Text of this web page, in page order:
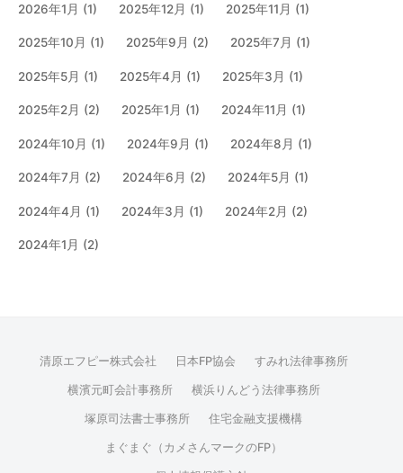
2026年1月 (1) 2025年12月 (1) 2025年11月 (1)
2025年10月 (1) 2025年9月 (2) 2025年7月 (1)
2025年5月 (1) 2025年4月 (1) 2025年3月 (1)
2025年2月 (2) 2025年1月 (1) 2024年11月 (1)
2024年10月 (1) 2024年9月 (1) 2024年8月 (1)
2024年7月 (2) 2024年6月 (2) 2024年5月 (1)
2024年4月 (1) 2024年3月 (1) 2024年2月 (2)
2024年1月 (2)
清原エフピー株式会社 日本FP協会 すみれ法律事務所
横濱元町会計事務所 横浜りんどう法律事務所
塚原司法書士事務所 住宅金融支援機構
まぐまぐ（カメさんマークのFP）